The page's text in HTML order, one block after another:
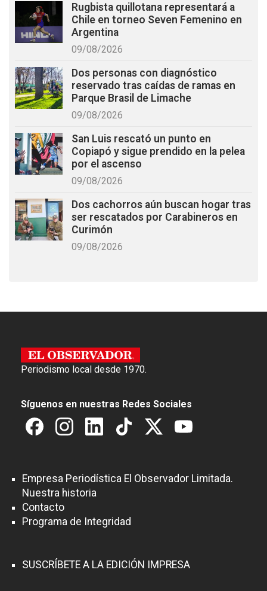
Rugbista quillotana representará a
Chile en torneo Seven Femenino en
Argentina
09/08/2026
Dos personas con diagnóstico
reservado tras caídas de ramas en
Parque Brasil de Limache
09/08/2026
San Luis rescató un punto en
Copiapó y sigue prendido en la pelea
por el ascenso
09/08/2026
Dos cachorros aún buscan hogar tras
ser rescatados por Carabineros en
Curimón
09/08/2026
Periodismo local desde 1970.
Síguenos en nuestras Redes Sociales
Empresa Periodística El Observador Limitada.
Nuestra historia
Contacto
Programa de Integridad
SUSCRÍBETE A LA EDICIÓN IMPRESA